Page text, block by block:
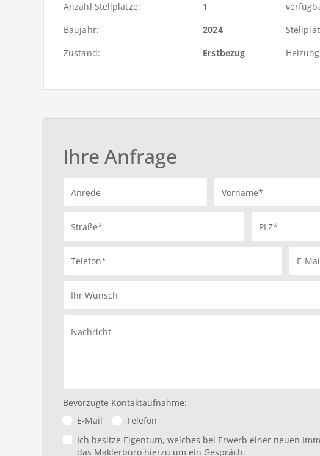
Anzahl Stellplätze:
1
Baujahr:
2024
Zustand:
Erstbezug
Ihre Anfrage
Anrede Vorname*
Straße* PLZ*
Telefon* E-
Ihr Wunsch
Nachricht
Bevorzugte Kontaktaufnahme:
E-Mail
Telefon
Ich besitze Eigentum, welches bei Erwerb einer neuen
das Maklerbüro hierzu um ein Gespräch.